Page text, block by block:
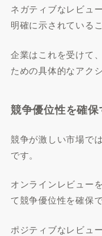
ネガティブなレビュ
明確に示されている
企業はこれを受けて
ための具体的なアク
競争優位性を確
競争が激しい市場で
です。
オンラインレビュー
て競争優位性を確保で
ポジティブなレビュ